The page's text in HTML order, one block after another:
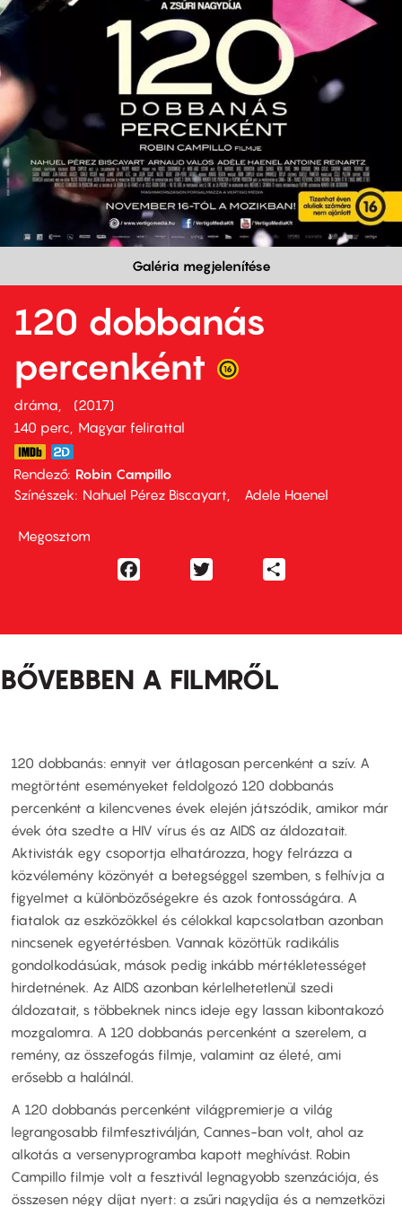
Galéria megjelenítése
120 dobbanás
percenként
dráma
2017
140 perc,
Magyar felirattal
Rendező Robin Campillo
Színészek
Nahuel Pérez Biscayart Adele Haenel
Megosztom
Facebook
BŐVEBBEN A FILMRŐL
120 dobbanás: ennyit ver átlagosan percenként a szív. A
megtörtént eseményeket feldolgozó 120 dobbanás
percenként a kilencvenes évek elején játszódik, amikor már
évek óta szedte a HIV vírus és az AIDS az áldozatait.
Aktivisták egy csoportja elhatározza, hogy felrázza a
közvélemény közönyét a betegséggel szemben, s felhívja a
figyelmet a különbözőségekre és azok fontosságára. A
fiatalok az eszközökkel és célokkal kapcsolatban azonban
nincsenek egyetértésben. Vannak közöttük radikális
gondolkodásúak, mások pedig inkább mértékletességet
hirdetnének. Az AIDS azonban kérlelhetetlenül szedi
áldozatait, s többeknek nincs ideje egy lassan kibontakozó
mozgalomra. A 120 dobbanás percenként a szerelem, a
remény, az összefogás filmje, valamint az életé, ami
erősebb a halálnál.
A 120 dobbanás percenként világpremierje a világ
legrangosabb filmfesztiválján, Cannes-ban volt, ahol az
alkotás a versenyprogramba kapott meghívást. Robin
Campillo filmje volt a fesztivál legnagyobb szenzációja, és
összesen négy díjat nyert: a zsűri nagydíja és a nemzetközi